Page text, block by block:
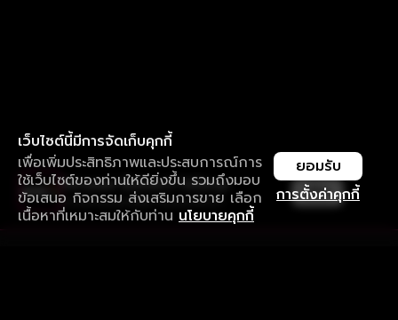
เว็บไซต์นี้มีการจัดเก็บคุกกี้
เพื่อเพิ่มประสิทธิภาพและประสบการณ์การ
ใช้เว็บไซต์ของท่านให้ดียิ่งขึ้น รวมถึงมอบ
ข้อเสนอ กิจกรรม ส่งเสริมการขาย เลือก
เนื้อหาที่เหมาะสมให้กับท่าน นโยบายคุกกี้
การตั้งค่าคุกกี้
ยอมรับ
ใช้งานแอป ลื่นไหลกว่า ไม่มีสะดุด
ดาวน์โหลดแอปเพื่อการรับชมที่ดีกว่า เปิด